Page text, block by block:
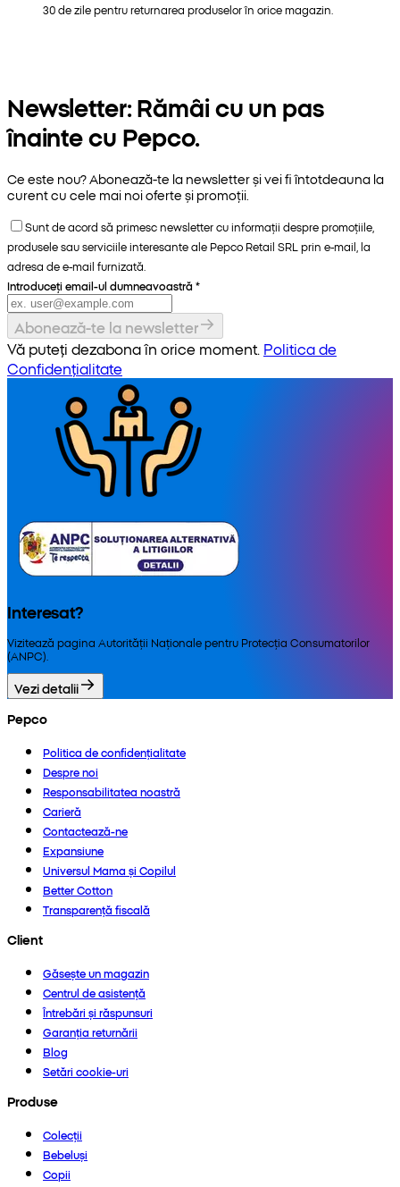
30 de zile pentru returnarea produselor în orice magazin.
Newsletter: Rămâi cu un pas
înainte cu Pepco.
Ce este nou? Abonează-te la newsletter și vei fi întotdeauna la
curent cu cele mai noi oferte și promoții.
Sunt de acord să primesc newsletter cu informații despre promoțiile,
produsele sau serviciile interesante ale Pepco Retail SRL prin e-mail, la
adresa de e-mail furnizată.
Introduceți email-ul dumneavoastră *
Abonează-te la newsletter
Vă puteți dezabona în orice moment. Politica de
Confidențialitate
Interesat?
Vizitează pagina Autorității Naționale pentru Protecția Consumatorilor
(ANPC).
Vezi detalii
Pepco
Politica de confidențialitate
Despre noi
Responsabilitatea noastră
Carieră
Contactează-ne
Expansiune
Universul Mama și Copilul
Better Cotton
Transparență fiscală
Client
Găsește un magazin
Centrul de asistență
Întrebări și răspunsuri
Garanția returnării
Blog
Setări cookie-uri
Produse
Colecții
Bebeluși
Copii